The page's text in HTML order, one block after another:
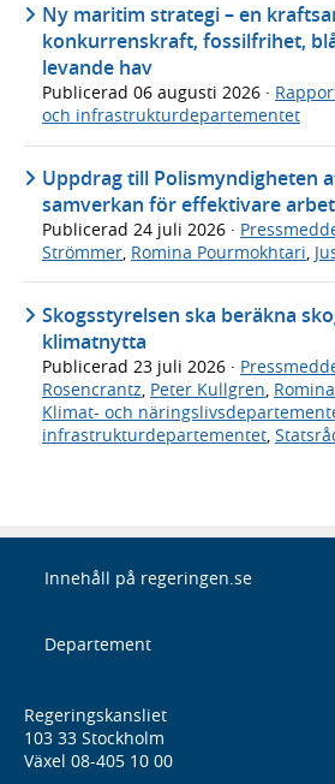
Ny maritim strategi – en
konkurrenskraft, fossilfrihet,
levande hav
Publicerad 06 augusti 2026 ·
och infrastrukturdepartementet
Uppdrag till Polismyndigheten
samverkan för effektivare
Publicerad 24 juli 2026 ·
Strömmer, Romina Pourmokhtari,
Skogsstyrelsen ska beräkna
klimatnytta
Publicerad 23 juli 2026 ·
Rosencrantz Peter Kullgren
Klimat- och
infrastrukturdepartementet
Innehåll på regeringen.se
Departement
Regeringskansliet
103 33 Stockholm
Växel 08-405 10 00